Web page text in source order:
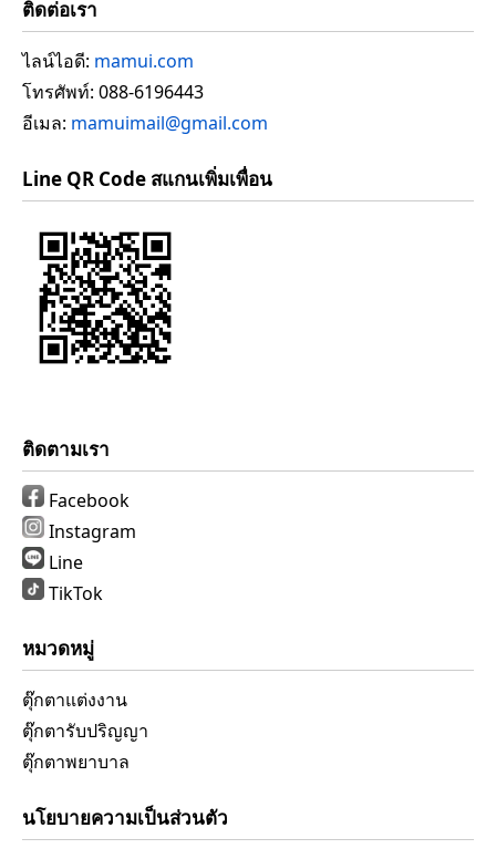
ติดต่อเรา
ไลน์ไอดี: mamui.com
โทรศัพท์: 088-6196443
อีเมล: mamuimail@gmail.com
Line QR Code สแกนเพิ่มเพื่อน
ติดตามเรา
Facebook
Instagram
Line
TikTok
หมวดหมู่
ตุ๊กตาแต่งงาน
ตุ๊กตารับปริญญา
ตุ๊กตาพยาบาล
นโยบายความเป็นส่วนตัว